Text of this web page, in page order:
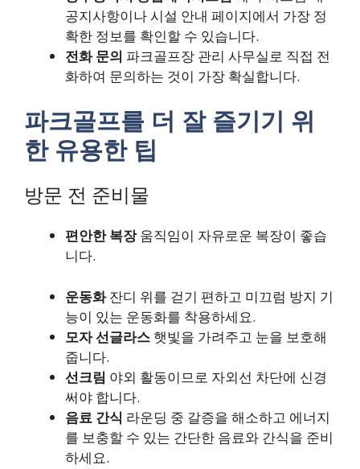
공지사항이나 시설 안내 페이지에서 가장 정
확한 정보를 확인할 수 있습니다.
전화 문의 파크골프장 관리 사무실로 직접 전
화하여 문의하는 것이 가장 확실합니다.
파크골프를 더 잘 즐기기 위
한 유용한 팁
방문 전 준비물
편안한 복장움직임이 자유로운 복장이 좋습
니다.
운동화잔디 위를 걷기 편하고 미끄럼 방지 기
능이 있는 운동화를 착용하세요.
모자 선글라스 햇빛을 가려주고 눈을 보호해
줍니다.
선크림 야외 활동이므로 자외선 차단에 신경
써야 합니다.
음료 간식 라운딩 중 갈증을 해소하고 에너지
를 보충할 수 있는 간단한 음료와 간식을 준비
하세요.